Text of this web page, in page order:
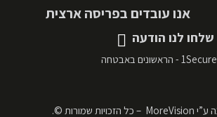
אנו עובדים בפריסה ארצית
שלחו לנו הודעה
ע”י MoreVision – כל הזכויות שמורות ©.